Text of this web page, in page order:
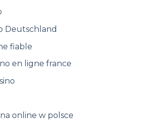
Deutschland
fiable
en ligne france
online w polsce